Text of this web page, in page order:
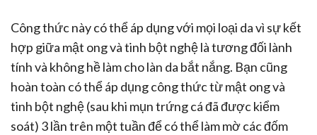
Công thức này có thể áp dụng với mọi loại da vì sự kết
hợp giữa mật ong và tinh bột nghệ là tương đối lành
tính và không hề làm cho làn da bắt nắng. Bạn cũng
hoàn toàn có thể áp dụng công thức từ mật ong và
tinh bột nghệ (sau khi mụn trứng cá đã được kiểm
soát) 3 lần trên một tuần để có thể làm mờ các đốm